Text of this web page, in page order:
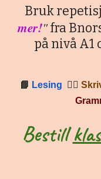
Bruk
mer!"fra
på nivå A1
📘 Lesing ✍🏼
Bestill